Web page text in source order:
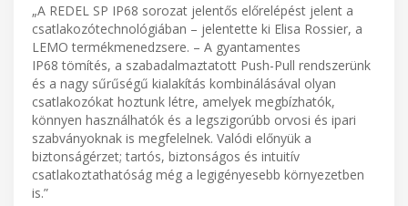
„A REDEL SP IP68 sorozat jelentős előrelépést jelent a
csatlakozótechnológiában – jelentette ki Elisa Rossier, a
LEMO termékmenedzsere. – A gyantamentes
IP68 tömítés, a szabadalmaztatott Push-Pull rendszerünk
és a nagy sűrűségű kialakítás kombinálásával olyan
csatlakozókat hoztunk létre, amelyek megbízhatók,
könnyen használhatók és a legszigorúbb orvosi és ipari
szabványoknak is megfelelnek. Valódi előnyük a
biztonságérzet; tartós, biztonságos és intuitív
csatlakoztathatóság még a legigényesebb környezetben
is.”